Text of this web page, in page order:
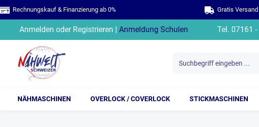
Zur Hauptnavigation springen
Rechnungskauf & Finanzierung ab 0% Gratis
Anmelden oder Registrieren | Anmeldung Schulen Tel. 07161
NÄHMASCHINEN OVERLOCK / COVERLOCK STICKMASCHINEN